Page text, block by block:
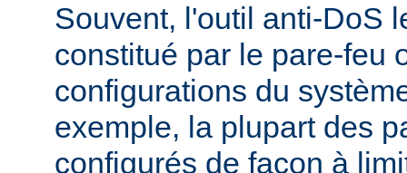
Souvent, l'outil anti-DoS
constitué par le pare-feu
configurations du
exemple, la plupart des
configurés de façon à